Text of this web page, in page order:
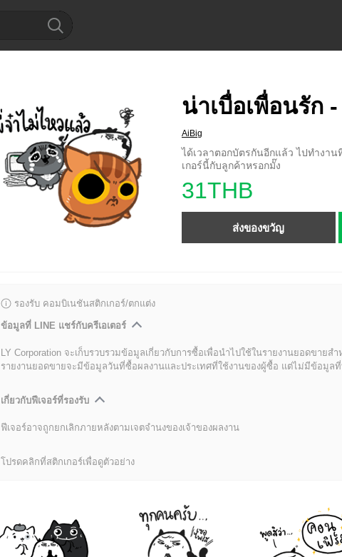
น่าเบื่อเพื่อนรัก
AiBig
ได้เวลาตอกบัตรกันอีกแล้ว ไปทำงา
เกอร์นี้กับลูกค้าหรอกมั๊ง
31THB
ส่งของขวัญ
รองรับ คอมบิเนชันสติกเกอร์/ตกแต่ง
ข้อมูลที่ LINE แชร์กับครีเอเตอร์
LY Corporation จะเก็บรวบรวมข้อมูลเกี่ยวกับการซื้อเพื่อนำไปใช้ในรายงานยอดขายสำ
รายงานยอดขายจะมีข้อมูลวันที่ซื้อผลงานและประเทศที่ใช้งานของผู้ซื้อ แต่ไม่มีข้อมูล
เกี่ยวกับฟีเจอร์ที่รองรับ
ฟีเจอร์อาจถูกยกเลิกภายหลังตามเจตจำนงของเจ้าของผลงาน
โปรดคลิกที่สติกเกอร์เพื่อดูตัวอย่าง